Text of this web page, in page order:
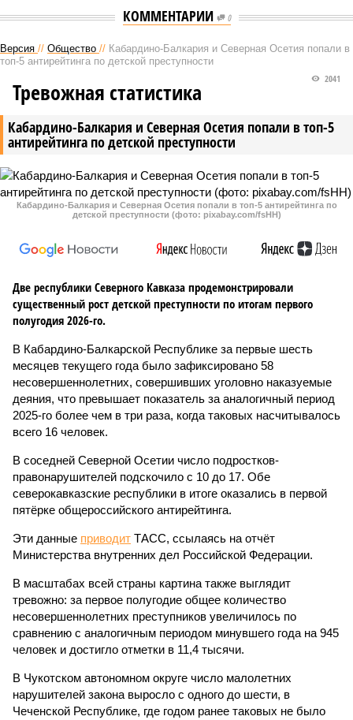
КОММЕНТАРИИ 0
Версия // Общество // Кабардино-Балкария и Северная Осетия попали в
топ-5 антирейтинга по детской преступности
Кабардино-Балкария и Северная Осетия попали в топ-5
антирейтинга по детской преступности
2041
Тревожная статистика
Кабардино-Балкария и Северная Осетия попали в топ-5 антирейтинга по
детской преступности (фото: pixabay.com/fsHH)
Две республики Северного Кавказа продемонстрировали
существенный рост детской преступности по итогам первого
полугодия 2026-го.
В Кабардино-Балкарской Республике за первые шесть
месяцев текущего года было зафиксировано 58
несовершеннолетних, совершивших уголовно наказуемые
деяния, что превышает показатель за аналогичный период
2025-го более чем в три раза, когда таковых насчитывалось
всего 16 человек.
В соседней Северной Осетии число подростков-
правонарушителей подскочило с 10 до 17. Обе
северокавказские республики в итоге оказались в первой
пятёрке общероссийского антирейтинга.
Эти данные приводит ТАСС, ссылаясь на отчёт
Министерства внутренних дел Российской Федерации.
В масштабах всей страны картина также выглядит
тревожно: за первое полугодие общее количество
несовершеннолетних преступников увеличилось по
сравнению с аналогичным периодом минувшего года на 945
человек и достигло отметки в 11,4 тысячи.
В Чукотском автономном округе число малолетних
нарушителей закона выросло с одного до шести, в
Чеченской Республике, где годом ранее таковых не было